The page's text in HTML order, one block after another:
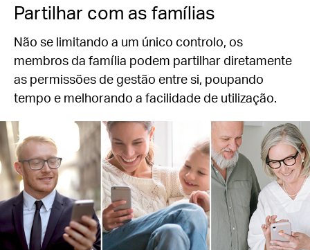
Partilhar com as famílias
Não se limitando a um único controlo, os
membros da família podem partilhar diretamente
as permissões de gestão entre si, poupando
tempo e melhorando a facilidade de utilização.